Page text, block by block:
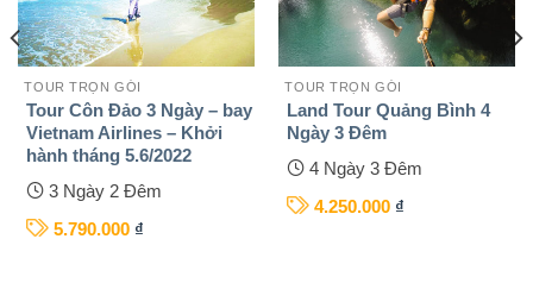
TOUR TRỌN GÓI
Tour Côn Đảo 3 Ngày – bay
Vietnam Airlines – Khởi
hành tháng 5.6/2022
3 Ngày 2 Đêm
5.790.000 ₫
TOUR TRỌN GÓI
Land Tour Quảng Bình 4
Ngày 3 Đêm
4 Ngày 3 Đêm
4.250.000 ₫